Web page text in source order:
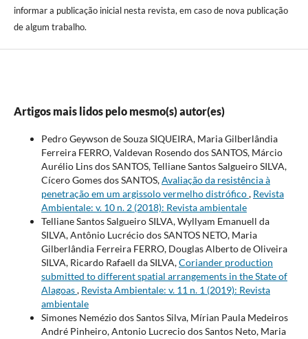
informar a publicação inicial nesta revista, em caso de nova publicação
de algum trabalho.
Artigos mais lidos pelo mesmo(s) autor(es)
Pedro Geywson de Souza SIQUEIRA, Maria Gilberlândia
Ferreira FERRO, Valdevan Rosendo dos SANTOS, Márcio
Aurélio Lins dos SANTOS, Telliane Santos Salgueiro SILVA,
Cícero Gomes dos SANTOS,Avaliação da resistência à
penetração em um argissolo vermelho distrófico, Revista
Ambientale: v. 10 n. 2 (2018): Revista ambientale
Telliane Santos Salgueiro SILVA, Wyllyam Emanuell da
SILVA, Antônio Lucrécio dos SANTOS NETO, Maria
Gilberlândia Ferreira FERRO, Douglas Alberto de Oliveira
SILVA, Ricardo Rafaell da SILVA,Coriander production
submitted to different spatial arrangements in the State of
Alagoas, Revista Ambientale: v. 11 n. 1 (2019): Revista
ambientale
Simones Nemézio dos Santos Silva, Mírian Paula Medeiros
André Pinheiro, Antonio Lucrecio dos Santos Neto, Maria